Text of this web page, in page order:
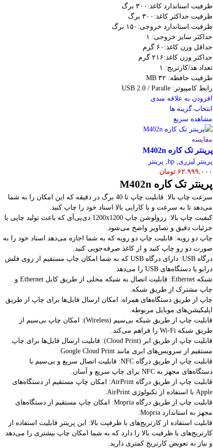
ظرفیت استاندارد کاغذ:۳۰۰ برگ
ظرفیت حداکثر کاغذ:۳۰۰ برگ
ظرفیت استاندارد خروجی:۱۵۰ برگ
حداکثر سایز خروجی: ۱
حداقل وزن کاغذ:۶۰ گرم
حداکثر وزن کاغذ:۲۱۶ گرم
تعداد هد/کارتریج: ۱
ظرفیت حافظه: ۳۲ MB
رابط کامپیوتر: USB 2.0 / Paralle
افزودن به علاقه مندی
انتخاب گزینه ها
مشاهده سریع
مقایسه
پرینتر تک کاره M402n
پرینتر لیزری,
hp
, پرینتر
۶۲.۹۹۹.۰۰۰ تومان
پرینتر تک کاره M402n
سرعت چاپ بالا: قابلیت چاپ تا 40 برگ در دقیقه که این امکان را به شما
می‌دهد تا به سرعت و با کارایی بالا اسناد خود را چاپ کنید.
کیفیت چاپ بالا: رزولوشن چاپ 1200x1200 دی‌پی‌آی که باعث تولید چاپی با
جزئیات دقیق و تصاویر واضح می‌شود.
چاپ دو رویه: قابلیت چاپ دو رویه که به شما اجازه می‌دهد اسناد خود را به
صورت دو رو چاپ کنید و از کاغذ صرفه‌جویی کنید.
درگاه USB: دارای درگاه USB که به شما امکان چاپ مستقیم از روی فلش
درایو یا دستگاه‌های USB را می‌دهد.
شبکه Ethernet: قابلیت اتصال به شبکه محلی از طریق کابل Ethernet و
چاپ مشترک از طریق شبکه.
چاپ از طریق دستگاه‌های همراه: امکان ارسال فایل‌ها برای چاپ از طریق
اپلیکیشن‌های موبایل مربوطه.
قابلیت چاپ از طریق شبکه بی‌سیم (Wireless): امکان چاپ بی‌سیم از
طریق شبکه Wi-Fi را فراهم می‌کند.
قابلیت چاپ از طریق ابر (Cloud Print): قابلیت ارسال فایل‌ها برای چاپ
مستقیم از سرویس‌های ابری مانند Google Cloud Print.
قابلیت چاپ از طریق درگاه NFC: قابلیت اتصال سریع و بی‌سیم با
دستگاه‌های مجهز به NFC برای چاپ سریع و آسان.
قابلیت چاپ از طریق درگاه AirPrint: امکان چاپ مستقیم از دستگاه‌های
Apple با استفاده از تکنولوژی AirPrint.
قابلیت چاپ از طریق درگاه Mopria: امکان چاپ مستقیم از دستگاه‌های
مجهز به استاندارد Mopria.
قابلیت استفاده از کارتریج‌های با ظرفیت بالا: این پرینتر قابلیت استفاده از
کارتریج‌های با ظرفیت بالا را دارد که به شما امکان چاپ بیشتری را می‌دهد
و نیاز به تعویض کارتریج کمتری دارید.